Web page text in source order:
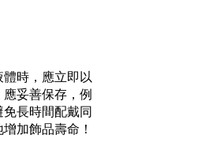
時，應立即以
妥善保存，例
長時間配戴同
加飾品壽命！